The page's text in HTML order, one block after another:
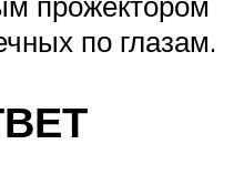
по глазам.